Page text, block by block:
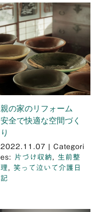
親の家のリフォーム
安全で快適な空間づく
り
2022.11.07
Categori
es: 片づけ収納 , 生前整
理 , 笑って泣いて介護日
記